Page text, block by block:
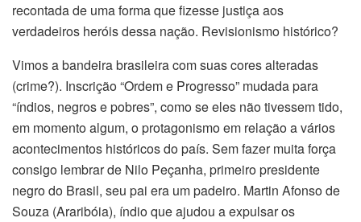
recontada de uma forma que fizesse justiça aos
verdadeiros heróis dessa nação. Revisionismo histórico?
Vimos a bandeira brasileira com suas cores alteradas
(crime?). Inscrição “Ordem e Progresso” mudada para
“índios, negros e pobres”, como se eles não tivessem tido,
em momento algum, o protagonismo em relação a vários
acontecimentos históricos do país. Sem fazer muita força
consigo lembrar de Nilo Peçanha, primeiro presidente
negro do Brasil, seu pai era um padeiro. Martin Afonso de
Souza (Araribóia), índio que ajudou a expulsar os